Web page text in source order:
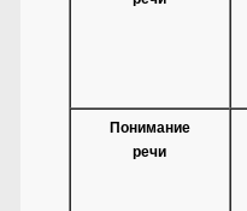
Понимание
речи